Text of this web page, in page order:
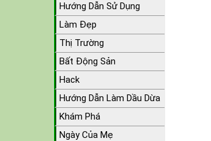
Hướng Dẫn Sử Dụng
Làm Đẹp
Thị Trường
Bất Động Sản
Hack
Hướng Dẫn Làm Dầu Dừa
Khám Phá
Ngày Của Mẹ